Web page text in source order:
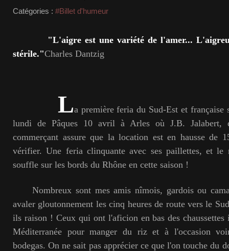
Catégories : #Billet d'humeur
"L'aigre est une variété de l'amer...
stérile."Charles Dantzig
La première feria du Sud-Est et française
lundi de Pâques 10 avril à Arles où J.B. Jalabert,
commerçant assure que la location est en hausse de
vérifier. Une feria clinquante avec ses paillettes, et
souffle sur les bords du Rhône en cette saison !
Nombreux sont mes amis nîmois, gardois ou
avaler gloutonnement les cinq heures de route vers le
ils raison ! Ceux qui ont l'aficion en bas des
Méditerranée pour manger du riz et à l'occasion
bodegas. On ne sait pas apprécier ce que l'on touche du